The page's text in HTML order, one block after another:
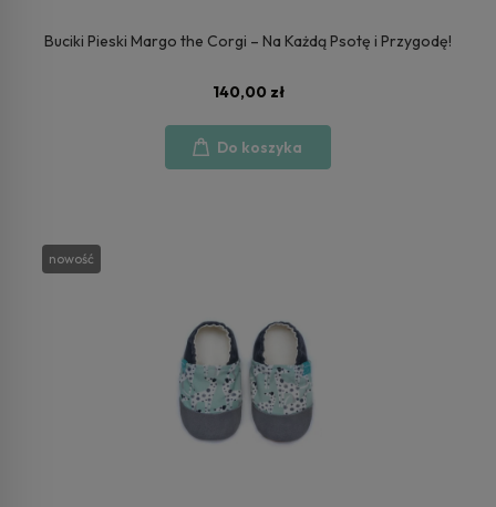
Buciki Pieski Margo the Corgi – Na Każdą Psotę i Przygodę!
140,00 zł
Do koszyka
nowość